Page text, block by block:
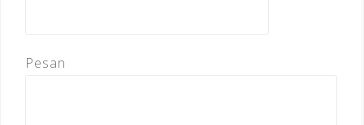
Pesan